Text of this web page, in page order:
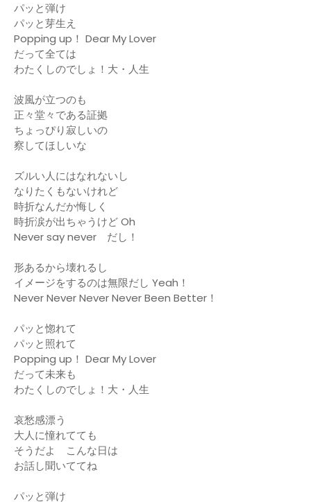
パッと弾け
パッと芽生え
Popping up！ Dear My Lover
だって全ては
わたくしのでしょ！大・人生
波風が立つのも
正々堂々である証拠
ちょっぴり寂しいの
察してほしいな
ズルい人にはなれないし
なりたくもないけれど
時折なんだか悔しく
時折涙が出ちゃうけど Oh
Never say never だし！
形あるから壊れるし
イメージをするのは無限だし Yeah！
Never Never Never Never Been Better！
パッと惚れて
パッと照れて
Popping up！ Dear My Lover
だって未来も
わたくしのでしょ！大・人生
哀愁感漂う
大人に憧れてても
そうだよ こんな日は
お話し聞いててね
パッと弾け